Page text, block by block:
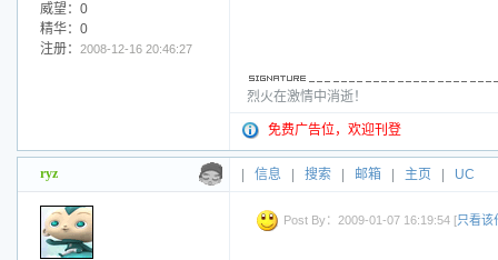
威望：0
精华：0
注册： 2008-12-16 20:46:27
烈火在激情中消逝！
免费广告位，欢迎刊登
ryz 信息 搜索 邮箱 主页 UC
Post By：2009-01-07 16:19:54 [只看该